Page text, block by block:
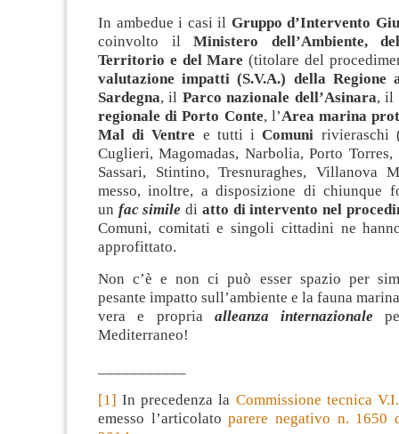
In ambedue i casi il Gruppo d’Intervento
coinvolto il Ministero dell’Ambiente,
Territorio e del Mare (titolare del
valutazione impatti (S.V.A.) della Regione
Sardegna, il Parco nazionale dell’Asinara, il
regionale di Porto Conte, l’Area marina
Mal di Ventre e tutti iComuni rivieraschi
Cuglieri, Magomadas, Narbolia, Porto
Sassari, Stintino, Tresnuraghes, Villanova
messo, inoltre, a disposizione di chiunque
un fac simile di atto di intervento nel
Comuni, comitati e singoli cittadini ne
approfittato.
Non c’è e non ci può esser spazio per
pesante impatto sull’ambiente e la fauna
vera e propria alleanza internazionale
Mediterraneo!
[1] In precedenza la Commissione tecnica
emesso l’articolatoparere negativo n. 1650